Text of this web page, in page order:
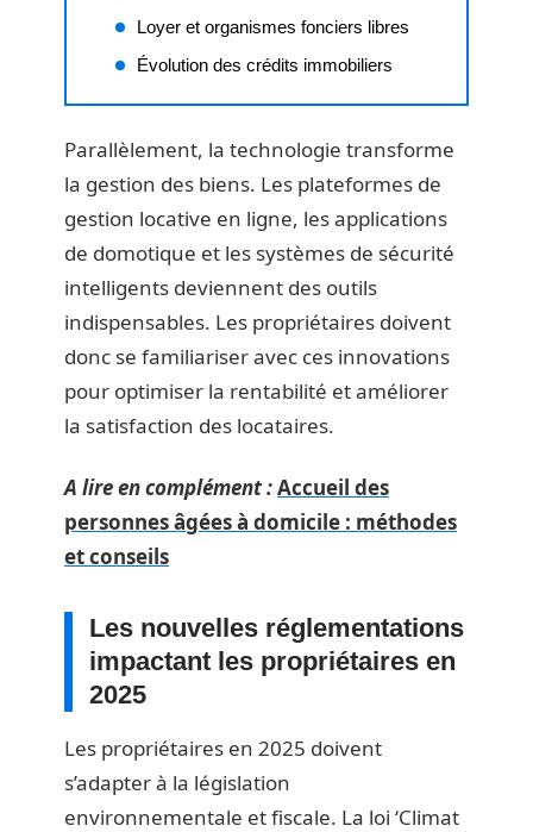
Loyer et organismes fonciers libres
Évolution des crédits immobiliers
Parallèlement, la technologie transforme
la gestion des biens. Les plateformes de
gestion locative en ligne, les applications
de domotique et les systèmes de sécurité
intelligents deviennent des outils
indispensables. Les propriétaires doivent
donc se familiariser avec ces innovations
pour optimiser la rentabilité et améliorer
la satisfaction des locataires.
A lire en complément :Accueil des
personnes âgées à domicile : méthodes
et conseils
Les nouvelles réglementations
impactant les propriétaires en
2025
Les propriétaires en 2025 doivent
s’adapter à la législation
environnementale et fiscale. La loi ‘Climat